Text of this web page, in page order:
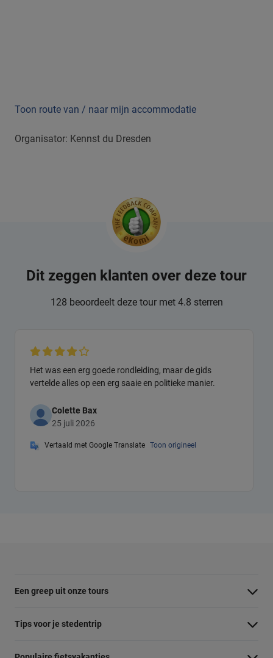
Toon route van / naar mijn accommodatie
Organisator: Kennst du Dresden
Dit zeggen klanten over deze tour
128 beoordeelt deze tour met 4.8 sterren
Het was een erg goede rondleiding, maar de gids
vertelde alles op een erg saaie en politieke manier.
Colette Bax
25 juli 2026
Vertaald met Google Translate Toon origineel
Een greep uit onze tours
Barcelona Panorama tour
Tips voor je stedentrip
Wat te doen in Amsterdam